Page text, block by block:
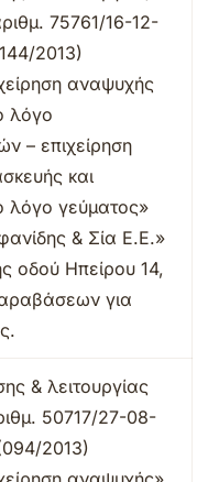
75761/16-12-
2013)
αναψυχής
λόγο
– επιχείρηση
και
λόγο γεύματος»
& Σία Ε.Ε.»
οδού Ηπείρου 14,
για
& λειτουργίας
50717/27-08-
2013)